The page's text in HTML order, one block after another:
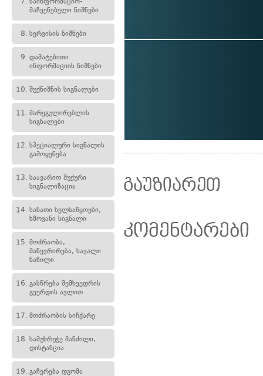
მაჩვენებელი ნიშნები
8. სერვისის ნიშნები
9. დამატებითი
ინფორმაციის ნიშნები
10. შუქნიშნის სიგნალები
11. მარეგულირებლის
სიგნალები
12. სპეციალური სიგნალის
გამოყენება
13. საავარიო შუქური
სიგნალიზაცია
14. სანათი ხელსაწყოები,
ხმოვანი სიგნალი
15. მოძრაობა,
მანევრირება, სავალი
ნაწილი
16. გასწრება შემხვედრის
გვერდის ავლით
17. მოძრაობის სიჩქარე
18. სამუხრუჭე მანძილი,
დისტანცია
19. გაჩერება დგომა
გაუზიარეთ
კომენტარები